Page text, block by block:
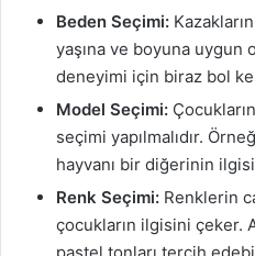
Beden Seçimi:
yaşına ve boyuna uygun
deneyimi için biraz bol
Model Seçimi:
seçimi yapılmalıdır.
hayvanı bir diğerinin
Renk Seçimi: Renklerin
çocukların ilgisini çeker.